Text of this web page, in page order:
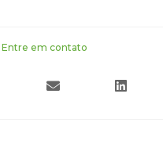
Entre em contato